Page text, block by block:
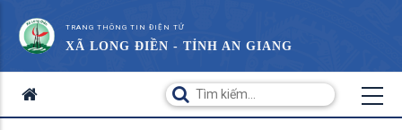
TRANG THÔNG TIN ĐIỆN TỬ
XÃ LONG ĐIỀN - TỈNH AN GIANG